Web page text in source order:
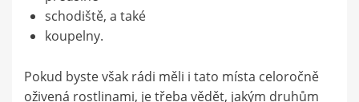
schodiště, a také
koupelny.
Pokud byste však rádi měli i tato místa celoročně
oživená rostlinami, je třeba vědět, jakým druhům